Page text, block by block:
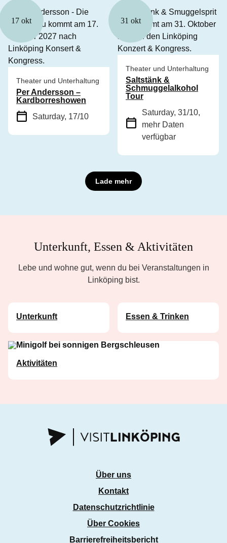
17 okt
Theater und Unterhaltung
Per Andersson –
Kardborreshowen
Saturday, 17/10
31 okt
Theater und Unterhaltung
Saltstänk &
Schmuggelalkohol
Tour
Saturday, 31/10,
mehr Daten
verfügbar
Lade mehr
Unterkunft, Essen & Aktivitäten
Lebe und wohne gut, wenn du bei Veranstaltungen in
Linköping bist.
Unterkunft Essen & Trinken
Aktivitäten
Über uns
Kontakt
Datenschutzrichtlinie
Über Cookies
Barrierefreiheitsbericht